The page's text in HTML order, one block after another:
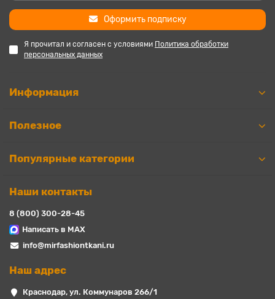
Оформить подписку
Я прочитал и согласен с условиями Политика обработки
персональных данных
Информация
Полезное
Популярные категории
Наши контакты
8 (800) 300-28-45
Написать в MAX
info@mirfashiontkani.ru
Наш адрес
Краснодар, ул. Коммунаров 266/1